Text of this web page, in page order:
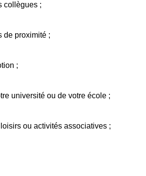
collègues ;
de proximité ;
;
université ou de votre école ;
ou activités associatives ;